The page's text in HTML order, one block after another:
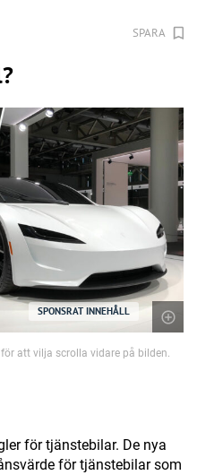
SPARA
SPONSRAT INNEHÅLL
att vilja scrolla vidare på bilden.
för tjänstebilar. De nya
för tjänstebilar som